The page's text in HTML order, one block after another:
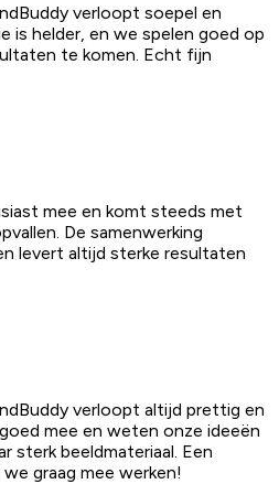
verloopt soepel en
is helder, en we spelen goed op
te komen. Echt fijn
mee en komt steeds met
De samenwerking
levert altijd sterke resultaten
verloopt altijd prettig en
mee en weten onze ideeën
sterk beeldmateriaal. Een
graag mee werken!